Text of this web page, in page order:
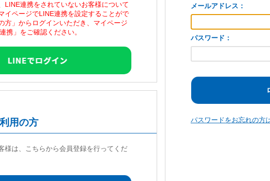
メールアドレス：
パスワード：
パスワードをお忘れの方
LINE連携をされていないお客様について
イページでLINE連携を設定することがで
方」からログインいただき、マイページ
携」をご確認ください。
用の方
様は、こちらから会員登録を行ってくだ